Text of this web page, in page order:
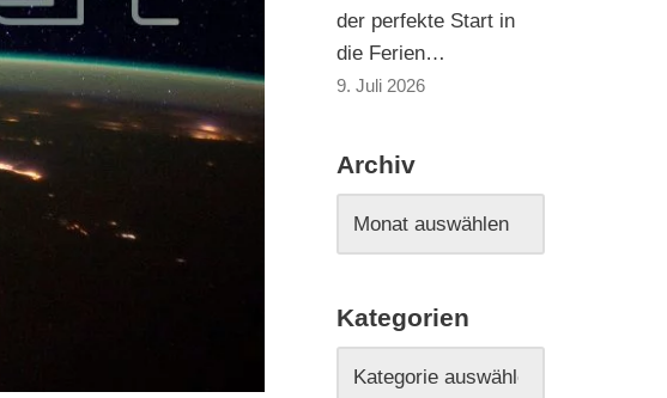
der perfekte Start in
die Ferien…
9. Juli 2026
Archiv
Kategorien